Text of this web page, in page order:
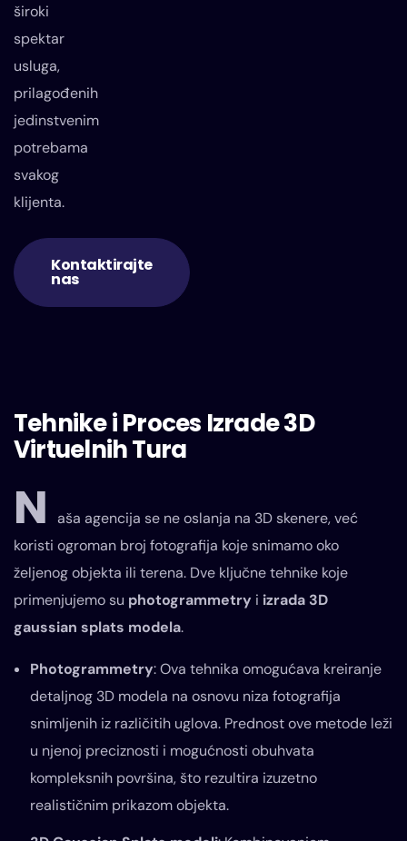
široki
spektar
usluga,
prilagođenih
jedinstvenim
potrebama
svakog
klijenta.
Kontaktirajte
nas
Tehnike i Proces Izrade 3D
Virtuelnih Tura
N
aša agencija se ne oslanja na 3D skenere, već
koristi ogroman broj fotografija koje snimamo oko
željenog objekta ili terena. Dve ključne tehnike koje
primenjujemo su photogrammetry i izrada 3D
gaussian splats modela.
Photogrammetry: Ova tehnika omogućava kreiranje
detaljnog 3D modela na osnovu niza fotografija
snimljenih iz različitih uglova. Prednost ove metode leži
u njenoj preciznosti i mogućnosti obuhvata
kompleksnih površina, što rezultira izuzetno
realističnim prikazom objekta.